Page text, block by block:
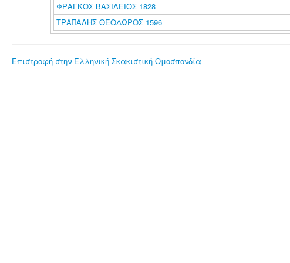
ΦΡΑΓΚΟΣ ΒΑΣΙΛΕΙΟΣ 1828
ΤΡΑΠΑΛΗΣ ΘΕΟΔΩΡΟΣ 1596
Επιστροφή στην Ελληνική Σκακιστική Ομοσπονδία